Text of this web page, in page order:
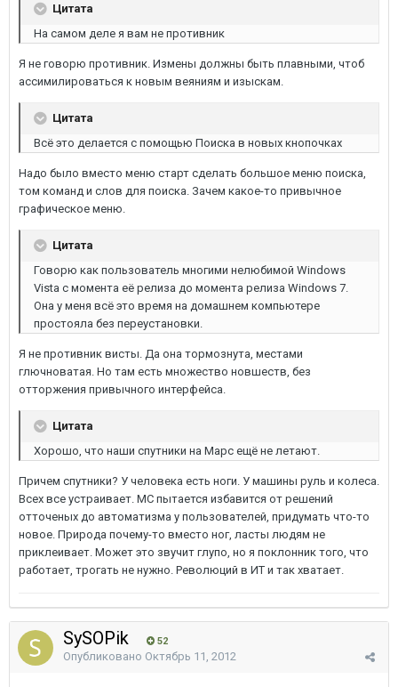
Цитата
На самом деле я вам не противник
Я не говорю противник. Измены должны быть плавными, чтоб
ассимилироваться к новым веяниям и изыскам.
Цитата
Всё это делается с помощью Поиска в новых кнопочках
Надо было вместо меню старт сделать большое меню поиска,
том команд и слов для поиска. Зачем какое-то привычное
графическое меню.
Цитата
Говорю как пользователь многими нелюбимой Windows
Vista с момента её релиза до момента релиза Windows 7.
Она у меня всё это время на домашнем компьютере
простояла без переустановки.
Я не противник висты. Да она тормознута, местами
глючноватая. Но там есть множество новшеств, без
отторжения привычного интерфейса.
Цитата
Хорошо, что наши спутники на Марс ещё не летают.
Причем спутники? У человека есть ноги. У машины руль и колеса.
Всех все устраивает. МС пытается избавится от решений
отточеных до автоматизма у пользователей, придумать что-то
новое. Природа почему-то вместо ног, ласты людям не
приклеивает. Может это звучит глупо, но я поклонник того, что
работает, трогать не нужно. Революций в ИТ и так хватает.
SySOPik 52
Опубликовано Октябрь 11, 2012